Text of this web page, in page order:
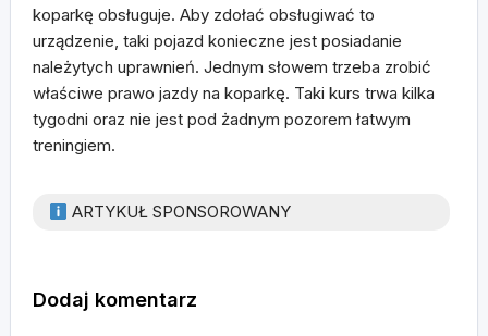
koparkę obsługuje. Aby zdołać obsługiwać to
urządzenie, taki pojazd konieczne jest posiadanie
należytych uprawnień. Jednym słowem trzeba zrobić
właściwe prawo jazdy na koparkę. Taki kurs trwa kilka
tygodni oraz nie jest pod żadnym pozorem łatwym
treningiem.
ARTYKUŁ SPONSOROWANY
Dodaj komentarz